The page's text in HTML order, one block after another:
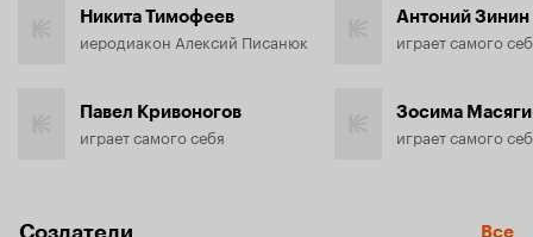
Никита Тимофеев
иеродиакон Алексий Писанюк
Павел Кривоногов
играет самого себя
Антоний Зинин
играет самого
Зосима
играет самого
Все